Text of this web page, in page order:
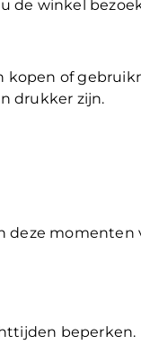
de winkel
of
drukker zijn.
deze momenten
beperken.